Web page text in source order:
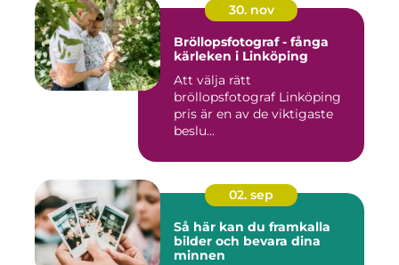
30. nov
Bröllopsfotograf - fånga
kärleken i Linköping
Att välja rätt
bröllopsfotograf Linköping
pris är en av de viktigaste
beslu...
02. sep
Så här kan du framkalla
bilder och bevara dina
minnen